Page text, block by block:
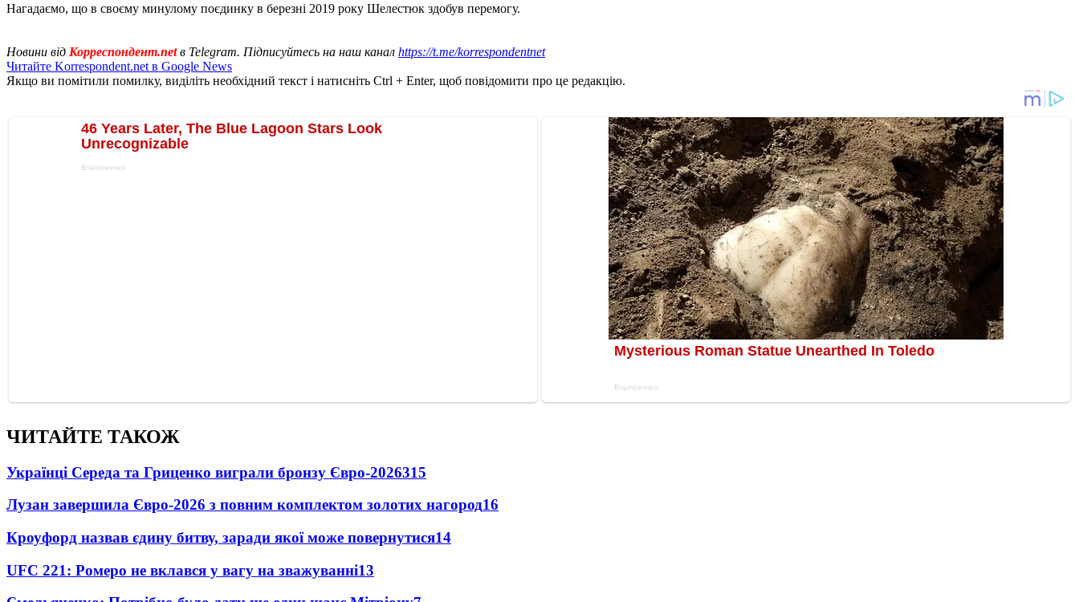
Нагадаємо, що в своєму минулому поєдинку в березні 2019 року Шелестюк здобув перемогу.
Новини від Корреспондент.netв Telegram. Підписуйтесь на наш канал https://t.me/korrespondentnet
Читайте Korrespondent.net в Google News
Якщо ви помітили помилку, виділіть необхідний текст і натисніть Ctrl + Enter, щоб повідомити про це редакцію.
ЧИТАЙТЕ ТАКОЖ
Українці Середа та Гриценко виграли бронзу Євро-2026315
Лузан завершила Євро-2026 з повним комплектом золотих нагород16
Кроуфорд назвав єдину битву, заради якої може повернутися14
UFC 221: Ромеро не вклався у вагу на зважуванні13